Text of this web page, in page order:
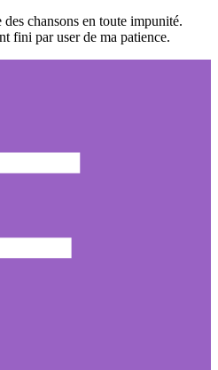
chansons en toute impunité.
fini par user de ma patience.